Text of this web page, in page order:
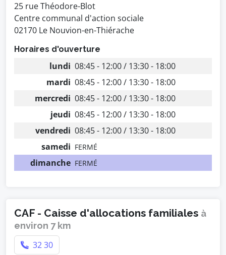
25 rue Théodore-Blot
Centre communal d'action sociale
02170 Le Nouvion-en-Thiérache
Horaires d'ouverture
lundi 08:45 - 12:00 / 13:30 - 18:00
mardi 08:45 - 12:00 / 13:30 - 18:00
mercredi 08:45 - 12:00 / 13:30 - 18:00
jeudi 08:45 - 12:00 / 13:30 - 18:00
vendredi 08:45 - 12:00 / 13:30 - 18:00
samedi FERMÉ
dimanche FERMÉ
CAF - Caisse d'allocations familiales à
environ 7 km
32 30